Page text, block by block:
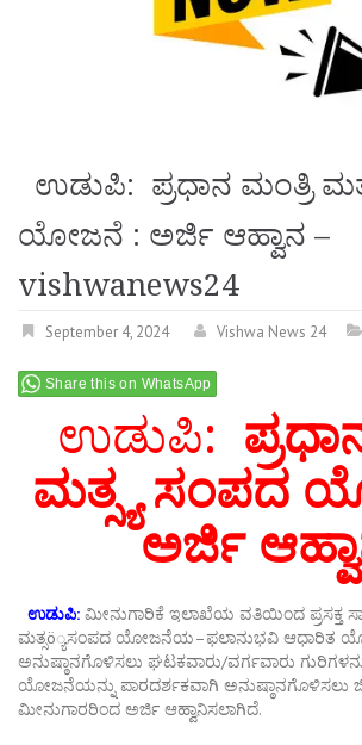
ಉಡುಪಿ: ಪ್ರಧಾನ ಮಂತ್ರಿ
ಯೋಜನೆ : ಅರ್ಜಿ ಆಹ್ವಾನ –
vishwanews24
September 4, 2024 Vishwa News 24
Share this on WhatsApp
ಉಡುಪಿ:
ಮತ್ಸ್ಯ ಸಂಪದ
ಅರ್ಜಿ
ಉಡುಪಿ: ಮೀನುಗಾರಿಕೆ ಇಲಾಖೆಯ ವತಿಯಿಂದ ಪ್ರಸಕ್ತ
ಮತ್ಸö್ಯಸಂಪದ ಯೋಜನೆಯ–ಫಲಾನುಭವಿ ಆಧಾರಿತ
ಅನುಷ್ಠಾನಗೊಳಿಸಲು ಘಟಕವಾರು/ವರ್ಗವಾರು
ಯೋಜನೆಯನ್ನು ಪಾರದರ್ಶಕವಾಗಿ ಅನುಷ್ಠಾನಗೊಳಿಸಲು
ಮೀನುಗಾರರಿಂದ ಅರ್ಜಿ ಆಹ್ವಾನಿಸಲಾಗಿದೆ.